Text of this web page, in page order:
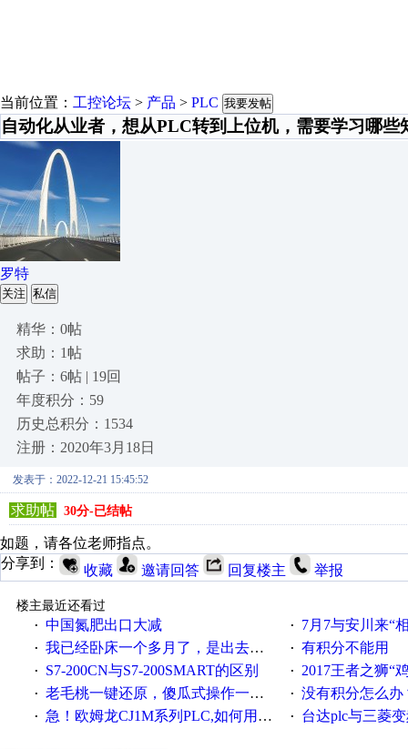
当前位置： 工控论坛 > 产品 > PLC 我要发帖
自动化从业者，想从PLC转到上位机，需要学习哪些
罗特
关注 私信
精华：0帖
求助：1帖
帖子：6帖 | 19回
年度积分：59
历史总积分：1534
注册：2020年3月18日
发表于：2022-12-21 15:45:52
求助帖 30分-已结帖
如题，请各位老师指点。
分享到：
收藏 邀请回答 回复楼主 举报
楼主最近还看过
· 中国氮肥出口大减 · 7月7与安川来“
· 我已经卧床一个多月了，是出去安装机械手在高速遭遇车祸所致:大家工作都要特别注意啊 · 有积分不能用
· S7-200CN与S7-200SMART的区别 · 2017王者之狮“鸡”情签到
· 老毛桃一键还原，傻瓜式操作一键轻松备份还原；程序为向导式安装，一键即可实现自动备份或还原系统。 · 没有积分怎么办
· 急！欧姆龙CJ1M系列PLC,如何用时间控制变频器。要求时间在组态王中可以自由输入！拜托各位大神了！ · 台达plc与三菱